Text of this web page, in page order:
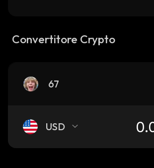
Convertitore Crypto
67
USD